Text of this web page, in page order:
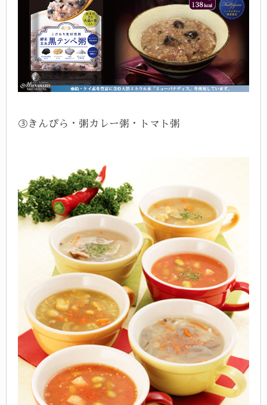
③きんぴら・粥カレー粥・トマト粥